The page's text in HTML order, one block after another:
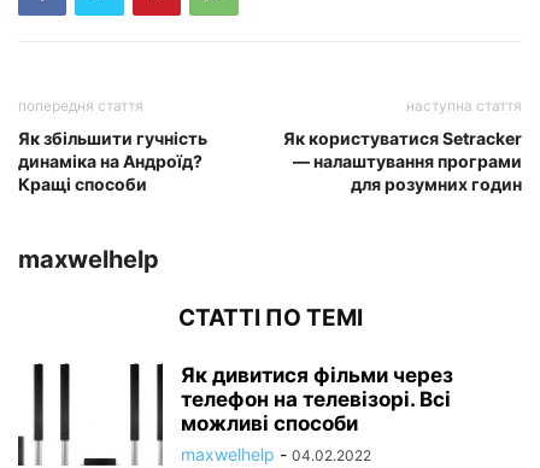
попередня стаття
Як збільшити гучність
динаміка на Андроїд?
Кращі способи
наступна стаття
Як користуватися Setracker
— налаштування програми
для розумних годин
maxwelhelp
СТАТТІ ПО ТЕМІ
Як дивитися фільми через
телефон на телевізорі. Всі
можливі способи
maxwelhelp - 04.02.2022